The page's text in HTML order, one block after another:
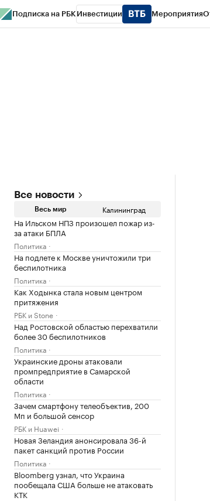
Подписка на РБК Инвестиции Мероприятия
Все новости
Весь мир Калининград
На Ильском НПЗ произошел пожар из-
за атаки БПЛА
Политика
На подлете к Москве уничтожили три
беспилотника
Политика
Как Ходынка стала новым центром
притяжения
РБК и Stone
Над Ростовской областью перехватили
более 30 беспилотников
Политика
Украинские дроны атаковали
промпредприятие в Самарской
области
Политика
Зачем смартфону телеобъектив, 200
Мп и большой сенсор
РБК и Huawei
Новая Зеландия анонсировала 36-й
пакет санкций против России
Политика
Bloomberg узнал, что Украина
пообещала США больше не атаковать
КТК